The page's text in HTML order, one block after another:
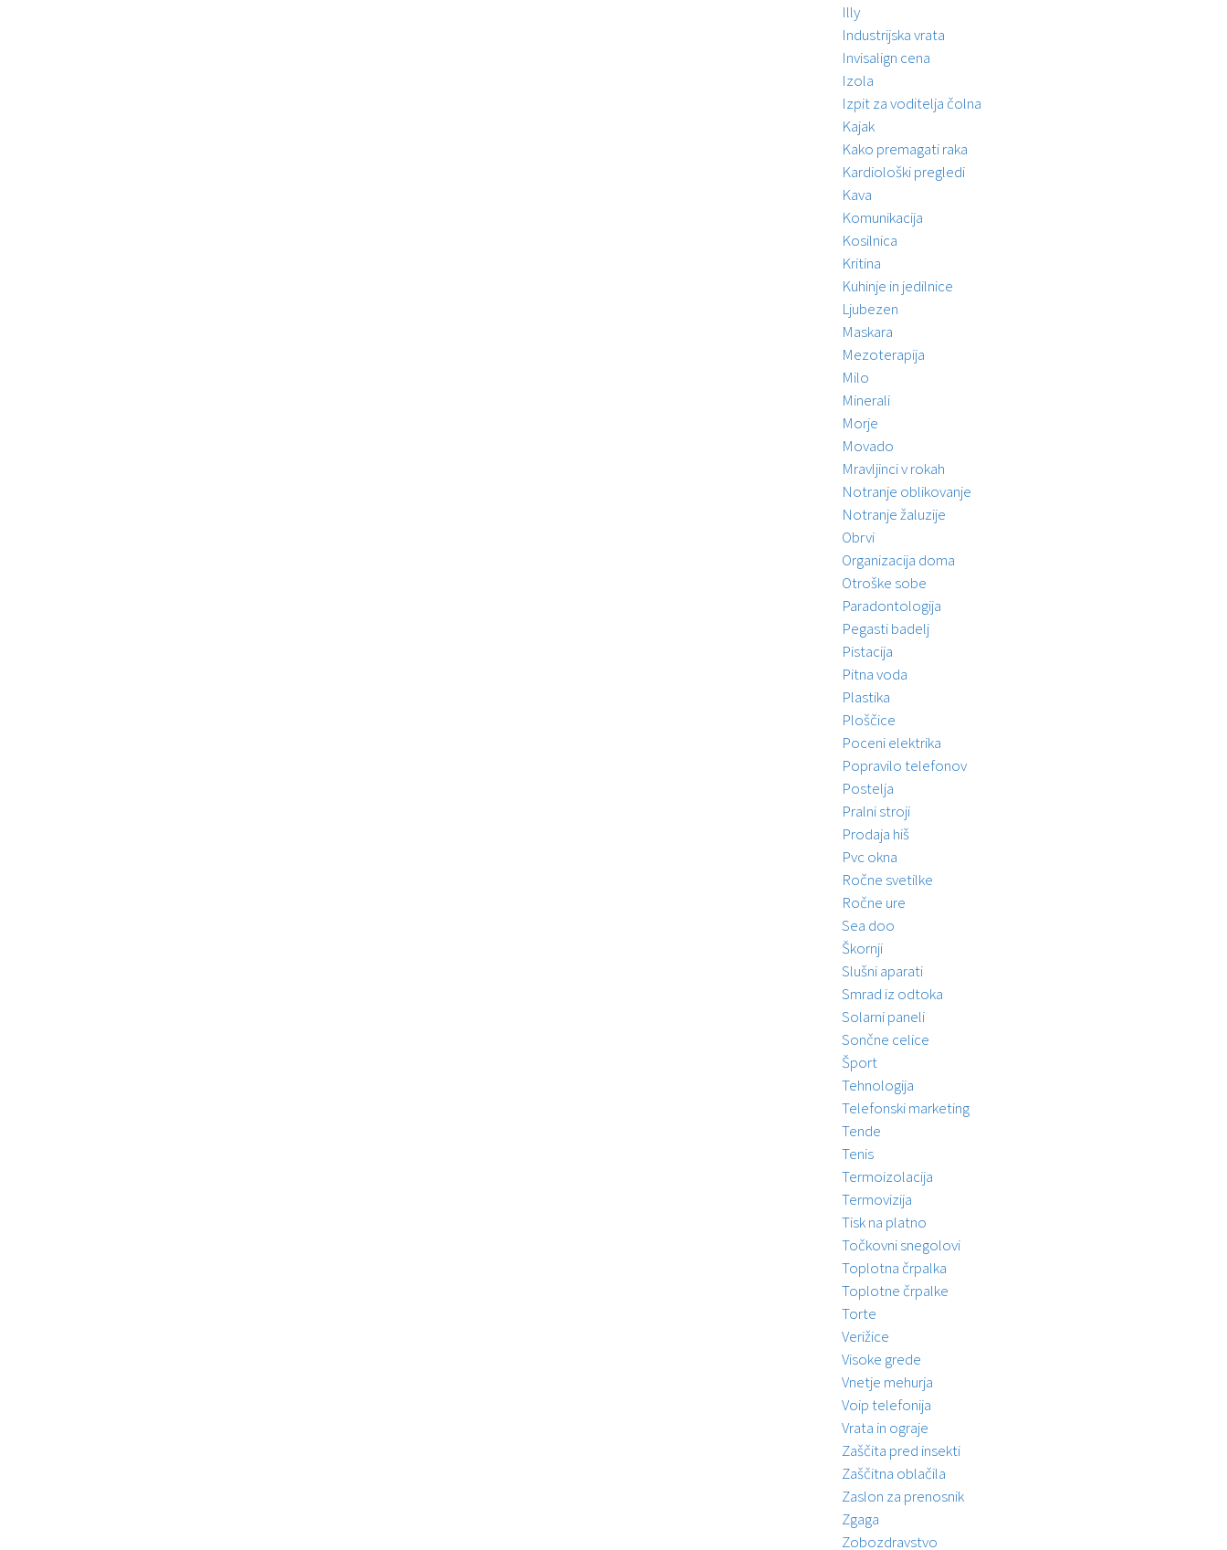
Illy
Industrijska vrata
Invisalign cena
Izola
Izpit za voditelja čolna
Kajak
Kako premagati raka
Kardiološki pregledi
Kava
Komunikacija
Kosilnica
Kritina
Kuhinje in jedilnice
Ljubezen
Maskara
Mezoterapija
Milo
Minerali
Morje
Movado
Mravljinci v rokah
Notranje oblikovanje
Notranje žaluzije
Obrvi
Organizacija doma
Otroške sobe
Paradontologija
Pegasti badelj
Pistacija
Pitna voda
Plastika
Ploščice
Poceni elektrika
Popravilo telefonov
Postelja
Pralni stroji
Prodaja hiš
Pvc okna
Ročne svetilke
Ročne ure
Sea doo
Škornji
Slušni aparati
Smrad iz odtoka
Solarni paneli
Sončne celice
Šport
Tehnologija
Telefonski marketing
Tende
Tenis
Termoizolacija
Termovizija
Tisk na platno
Točkovni snegolovi
Toplotna črpalka
Toplotne črpalke
Torte
Verižice
Visoke grede
Vnetje mehurja
Voip telefonija
Vrata in ograje
Zaščita pred insekti
Zaščitna oblačila
Zaslon za prenosnik
Zgaga
Zobozdravstvo